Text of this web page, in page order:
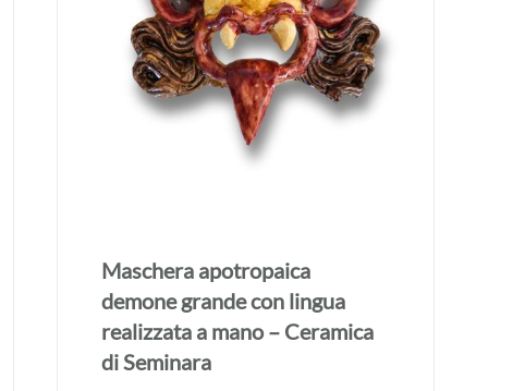
Maschera apotropaica
demone grande con lingua
realizzata a mano – Ceramica
di Seminara